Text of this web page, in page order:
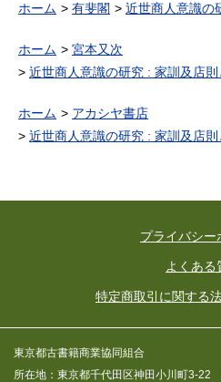
ホーム 有斐閣 近世商人意識の
ホーム
宮本又次
近世商人意識の研究 : 家訓及店
ホーム
アカシヤ書店
近世商人意識の研究 : 家訓及店
プライバシー
よくある
特定商取引に関する
東京都古書籍商業協同組合
所在地：東京都千代田区神田小川町3-22